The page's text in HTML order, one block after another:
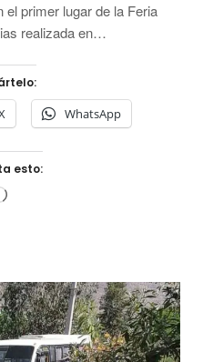
primer lugar de la Feria
realizada en…
WhatsApp
esto:
Cargando...